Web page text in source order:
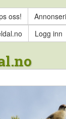
oss!
Logg inn